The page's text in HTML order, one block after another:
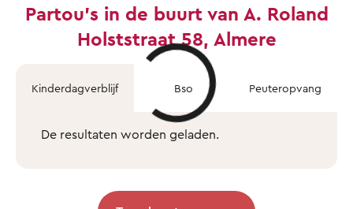
Partou's in de buurt van A. Roland
Holststraat 58, Almere
Kinderdagverblijf Bso Peuteropvang
De resultaten worden geladen.